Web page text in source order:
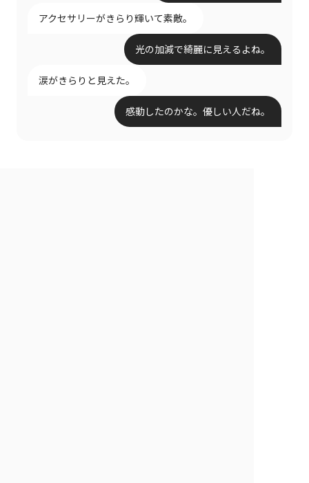
アクセサリーがきらり輝いて素敵。
光の加減で綺麗に見えるよね。
涙がきらりと見えた。
感動したのかな。優しい人だね。